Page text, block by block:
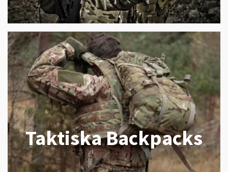
Taktiska Backpacks